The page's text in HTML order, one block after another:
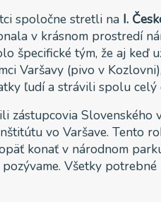
spoločne stretli na I.
v krásnom prostredí
špecifické tým, že aj keď
Varšavy (pivo v
ľudí a strávili spolu celý
zástupcovia Slovenského
vo Varšave. Tento
konať v národnom
Všetky potrebné